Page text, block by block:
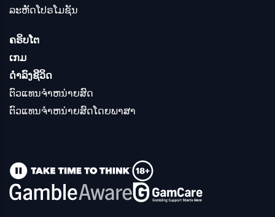
ລະຫັດໂປຣໂມຊັນ
ຄຣິບໂຕ
ເກມ
ດໍາລົງຊີວິດ
ຕົວແທນຈໍາຫນ່າຍສົດ
ຕົວແທນຈໍາຫນ່າຍສົດໂດຍພາສາ